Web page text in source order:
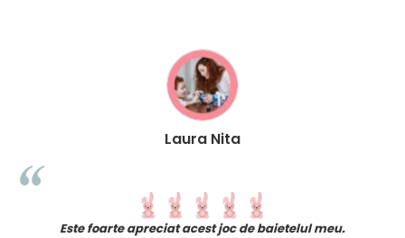
Laura Nita
Este foarte apreciat acest joc de baietelul meu.